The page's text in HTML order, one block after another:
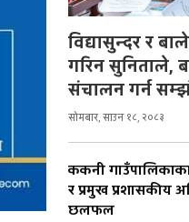
विद्यासुन्दर र
गरिन सुनिताले,
संचालन गर्न
सोमबार, साउन १८, २०८३
ककनी
र प्रमुख प्रशासकीय
छलफल